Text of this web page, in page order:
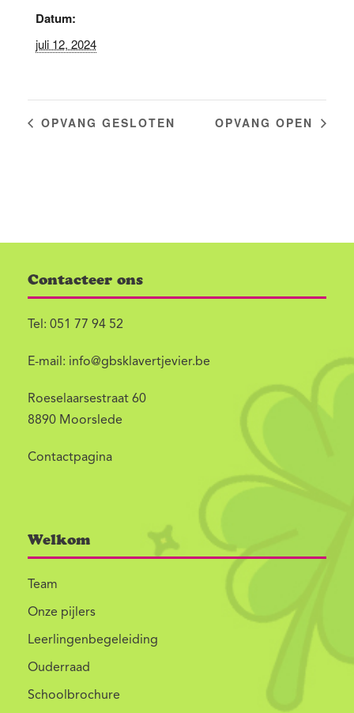
Datum:
juli 12, 2024
OPVANG GESLOTEN OPVANG OPEN
Contacteer ons
Tel: 051 77 94 52
E-mail: info@gbsklavertjevier.be
Roeselaarsestraat 60
8890 Moorslede
Contactpagina
Welkom
Team
Onze pijlers
Leerlingenbegeleiding
Ouderraad
Schoolbrochure